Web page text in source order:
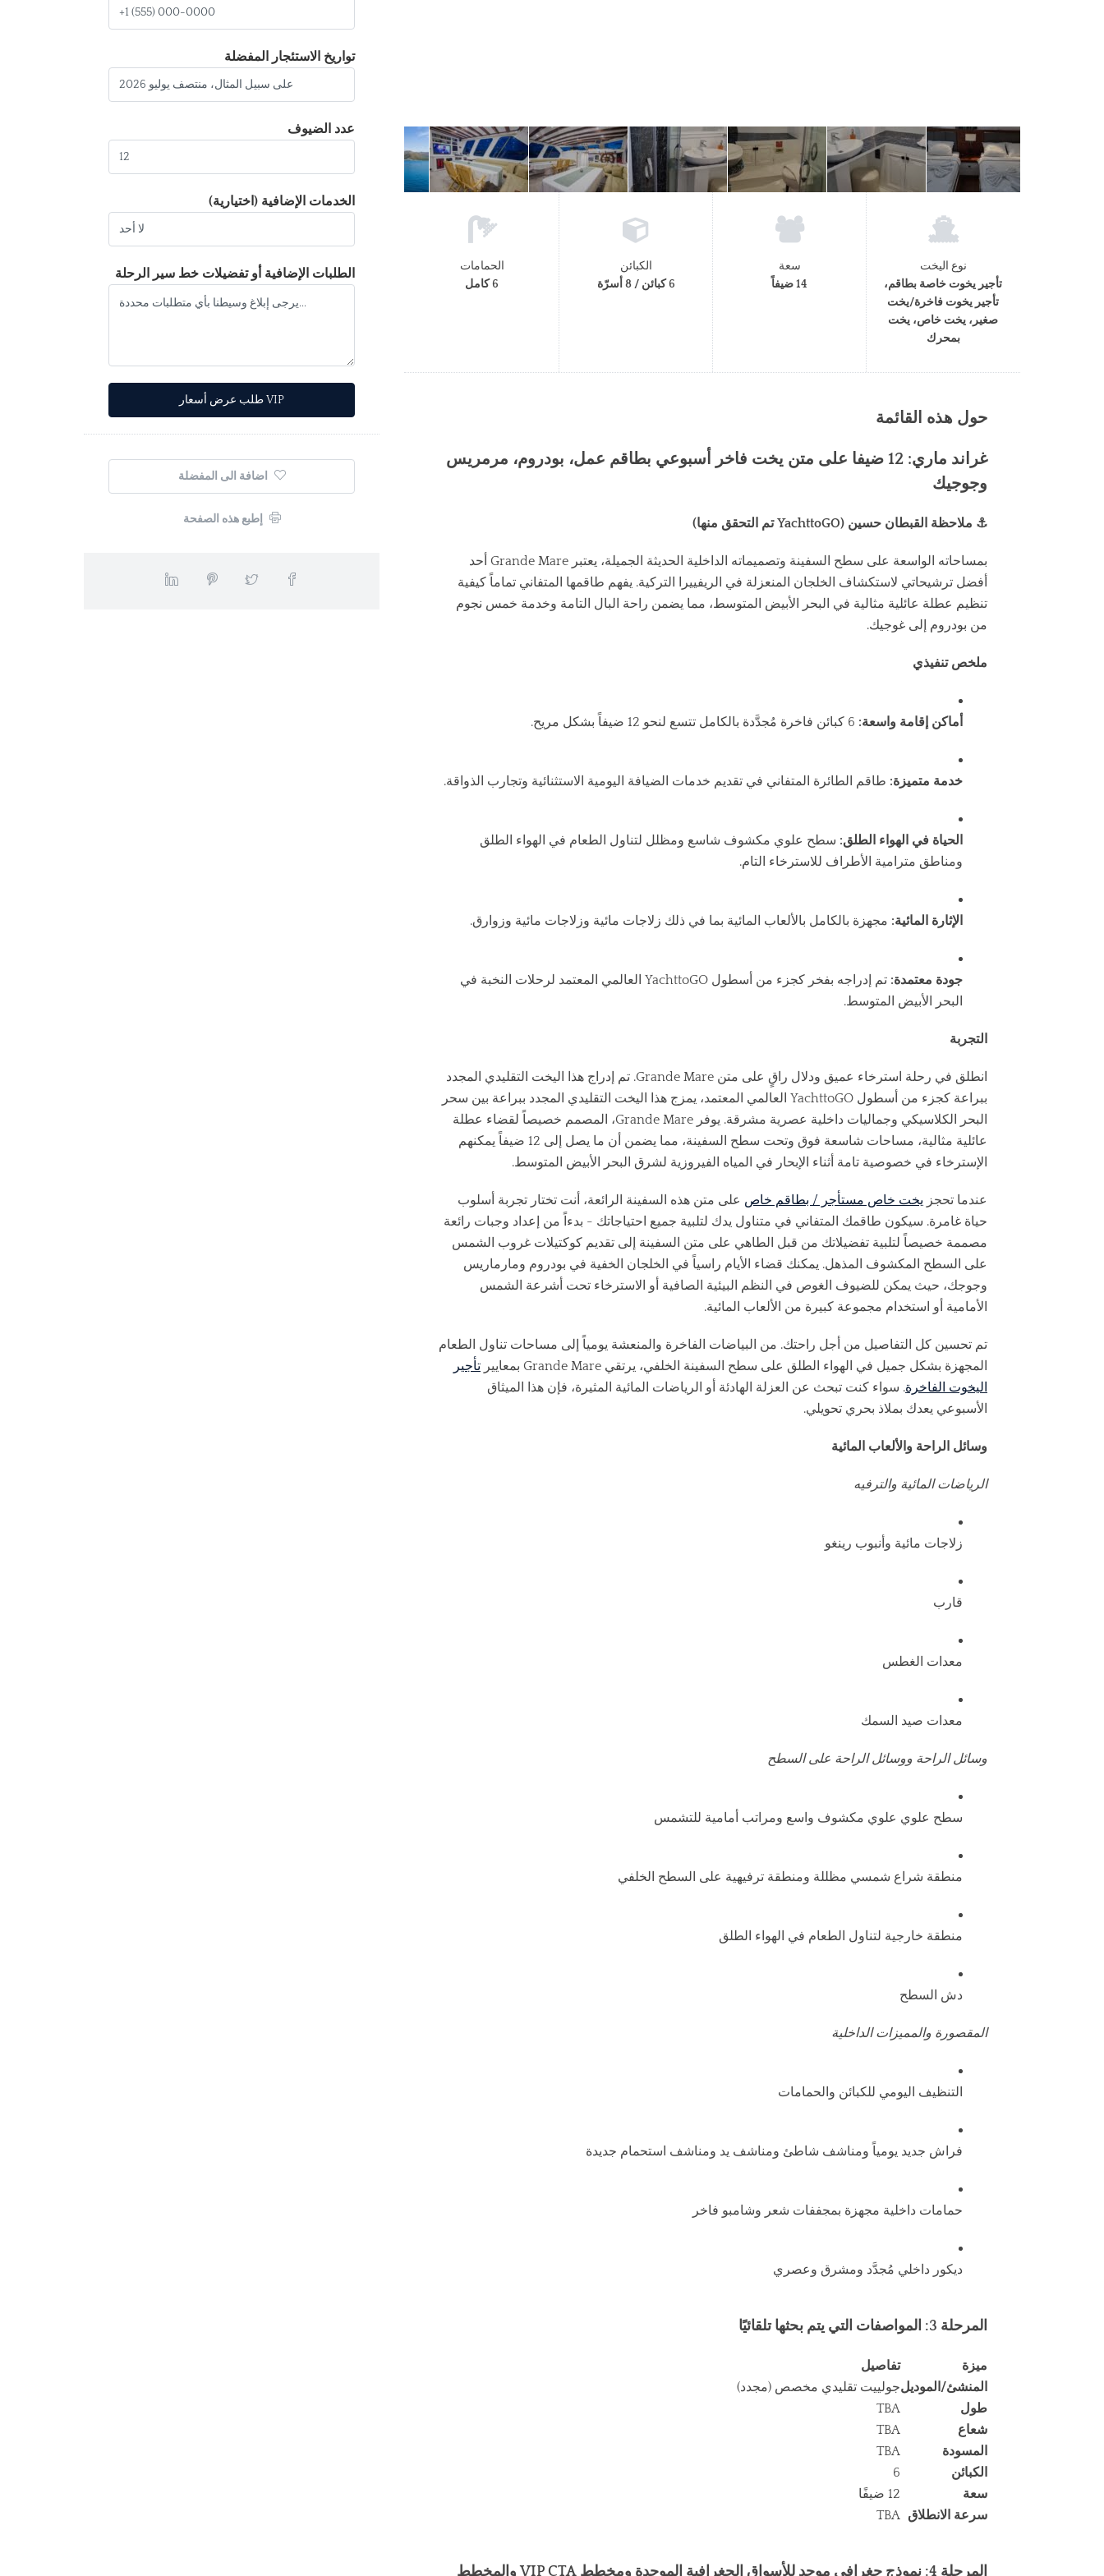
نوع اليخت
تأجير يخوت خاصة بطاقم،
تأجير يخوت فاخرة/يخت
صغير، يخت خاص، يخت
بمحرك
سعة
14 ضيفاً
الكبائن
6 كبائن / 8 أسرّة
الحمامات
6 كامل
حول هذه القائمة
غراند ماري: 12 ضيفا على متن يخت فاخر أسبوعي بطاقم عمل، بودروم، مرمريس
وجوجيك
⚓ ملاحظة القبطان حسين (YachttoGO تم التحقق منها)
بمساحاته الواسعة على سطح السفينة وتصميماته الداخلية الحديثة الجميلة، يعتبر Grande Mare أحد
أفضل ترشيحاتي لاستكشاف الخلجان المنعزلة في الريفييرا التركية. يفهم طاقمها المتفاني تماماً كيفية
تنظيم عطلة عائلية مثالية في البحر الأبيض المتوسط، مما يضمن راحة البال التامة وخدمة خمس نجوم
من بودروم إلى غوجيك.
ملخص تنفيذي
أماكن إقامة واسعة:
خدمة متميزة: طاقم الطائرة المتفاني في تقديم خدمات الضيافة اليومية الاستثنائية وتجارب الذواقة.
الحياة في الهواء الطلق: سطح علوي مكشوف شاسع ومظلل لتناول الطعام في الهواء الطلق
ومناطق مترامية الأطراف للاسترخاء التام.
الإثارة المائية: مجهزة بالكامل بالألعاب المائية بما في ذلك زلاجات مائية وزلاجات مائية وزوارق.
جودة معتمدة:
تم إدراجه بفخر كجزء من أسطول YachttoGO العالمي المعتمد لرحلات النخبة في
البحر الأبيض المتوسط.
التجربة
انطلق في رحلة استرخاء عميق ودلال راقٍ على متن Grande Mare. تم إدراج هذا اليخت التقليدي المجدد
ببراعة كجزء من أسطول YachttoGO العالمي المعتمد، يمزج هذا اليخت التقليدي المجدد ببراعة بين سحر
البحر الكلاسيكي وجماليات داخلية عصرية مشرقة. يوفر Grande Mare، المصمم خصيصاً لقضاء عطلة
عائلية مثالية، مساحات شاسعة فوق وتحت سطح السفينة، مما يضمن أن ما يصل إلى 12 ضيفاً يمكنهم
الإسترخاء في خصوصية تامة أثناء الإبحار في المياه الفيروزية لشرق البحر الأبيض المتوسط.
عندما تحجز يخت خاص مستأجر / بطاقم خاص على متن هذه السفينة الرائعة، أنت تختار تجربة أسلوب
حياة غامرة. سيكون طاقمك المتفاني في متناول يدك لتلبية جميع احتياجاتك - بدءاً من إعداد وجبات رائعة
مصممة خصيصاً لتلبية تفضيلاتك من قبل الطاهي على متن السفينة إلى تقديم كوكتيلات غروب الشمس
على السطح المكشوف المذهل. يمكنك قضاء الأيام راسياً في الخلجان الخفية في بودروم ومارماريس
وجوجك، حيث يمكن للضيوف الغوص في النظم البيئية الصافية أو الاسترخاء تحت أشرعة الشمس
الأمامية أو استخدام مجموعة كبيرة من الألعاب المائية.
تم تحسين كل التفاصيل من أجل راحتك. من البياضات الفاخرة والمنعشة يومياً إلى مساحات تناول الطعام
المجهزة بشكل جميل في الهواء الطلق على سطح السفينة الخلفي، يرتقي Grande Mare بمعايير
تأجير
اليخوت الفاخرة. سواء كنت تبحث عن العزلة الهادئة أو الرياضات المائية المثيرة، فإن هذا الميثاق
الأسبوعي يعدك بملاذ بحري تحويلي.
وسائل الراحة والألعاب المائية
الرياضات المائية والترفيه
زلاجات مائية وأنبوب رينغو
قارب
معدات الغطس
معدات صيد السمك
وسائل الراحة ووسائل الراحة على السطح
سطح علوي علوي مكشوف واسع ومراتب أمامية للتشمس
منطقة شراع شمسي مظللة ومنطقة ترفيهية على السطح الخلفي
منطقة خارجية لتناول الطعام في الهواء الطلق
دش السطح
المقصورة والمميزات الداخلية
التنظيف اليومي للكبائن والحمامات
فراش جديد يومياً ومناشف شاطئ ومناشف يد ومناشف استحمام جديدة
حمامات داخلية مجهزة بمجففات شعر وشامبو فاخر
ديكور داخلي مُجدَّد ومشرق وعصري
المرحلة 3: المواصفات التي يتم بحثها تلقائيًا
ميزة
تفاصيل
المنشئ/الموديلجولييت تقليدي مخصص (مجدد)
طول
TBA
شعاع
TBA
المسودة
TBA
الكبائن
6
سعة
12 ضيفًا
سرعة الانطلاق TBA
المرحلة 4: نموذج جغرافي موحد للأسواق الجغرافية الموحدة ومخطط VIP CTA والمخطط
تواريخ الاستئجار المفضلة
عدد الضيوف
الخدمات الإضافية (اختيارية)
الطلبات الإضافية أو تفضيلات خط سير الرحلة
اضافة الى المفضلة
إطبع هذه الصفحة